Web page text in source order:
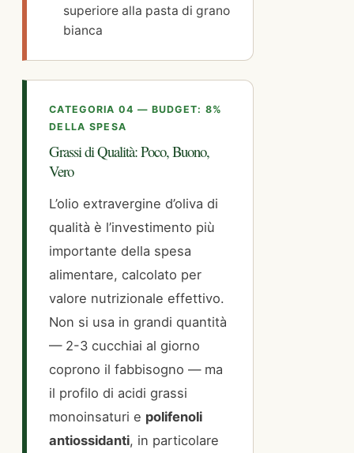
superiore alla pasta di grano
bianca
CATEGORIA 04 — BUDGET: 8%
DELLA SPESA
Grassi di Qualità: Poco, Buono,
Vero
L’olio extravergine d’oliva di
qualità è l’investimento più
importante della spesa
alimentare, calcolato per
valore nutrizionale effettivo.
Non si usa in grandi quantità
— 2-3 cucchiai al giorno
coprono il fabbisogno — ma
il profilo di acidi grassi
monoinsaturi e polifenoli
antiossidanti, in particolare